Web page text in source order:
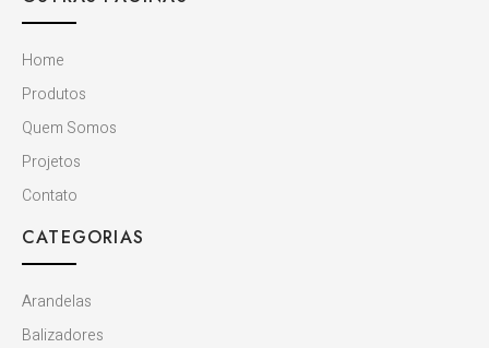
Home
Produtos
Quem Somos
Projetos
Contato
CATEGORIAS
Arandelas
Balizadores